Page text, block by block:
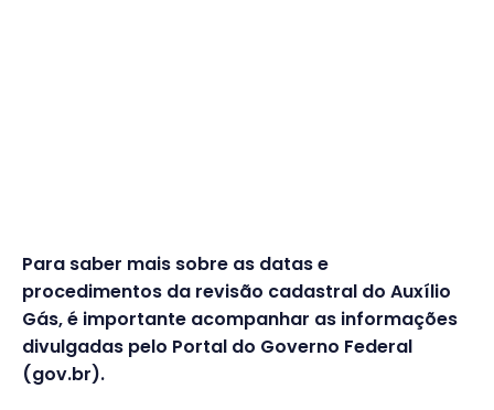
Para saber mais sobre as datas e
procedimentos da revisão cadastral do Auxílio
Gás, é importante acompanhar as informações
divulgadas pelo Portal do Governo Federal
(gov.br).